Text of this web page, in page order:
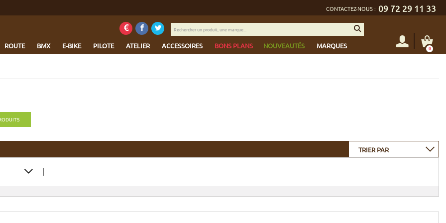
CONTACTEZ-NOUS : 09 72 29 11 33
ROUTE BMX E-BIKE PILOTE ATELIER ACCESSOIRES BONS PLANS NOUVEAUTÉS MARQUES
Rechercher
un
une
marque...
0
TRIER PAR